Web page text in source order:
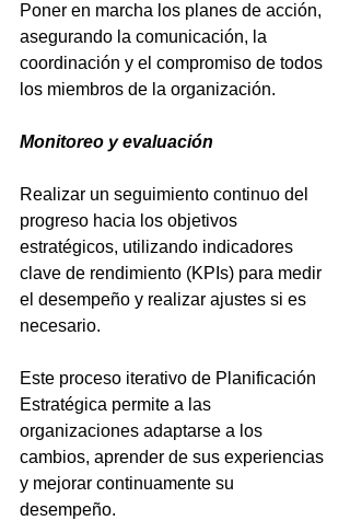
Poner en marcha los planes de acción,
asegurando la comunicación, la
coordinación y el compromiso de todos
los miembros de la organización.
Monitoreo y evaluación
Realizar un seguimiento continuo del
progreso hacia los objetivos
estratégicos, utilizando indicadores
clave de rendimiento (KPIs) para medir
el desempeño y realizar ajustes si es
necesario.
Este proceso iterativo de Planificación
Estratégica permite a las
organizaciones adaptarse a los
cambios, aprender de sus experiencias
y mejorar continuamente su
desempeño.